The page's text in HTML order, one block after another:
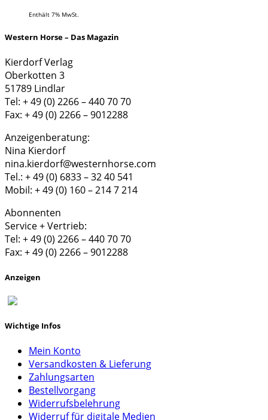
Enthält 7% MwSt.
Western Horse – Das Magazin
Kierdorf Verlag
Oberkotten 3
51789 Lindlar
Tel: + 49 (0) 2266 – 440 70 70
Fax: + 49 (0) 2266 – 9012288
Anzeigenberatung:
Nina Kierdorf
nina.kierdorf@westernhorse.com
Tel.: + 49 (0) 6833 – 32 40 541
Mobil: + 49 (0) 160 – 214 7 214
Abonnenten
Service + Vertrieb:
Tel: + 49 (0) 2266 – 440 70 70
Fax: + 49 (0) 2266 – 9012288
Anzeigen
Wichtige Infos
Mein Konto
Versandkosten & Lieferung
Zahlungsarten
Bestellvorgang
Widerrufsbelehrung
Widerruf für digitale Medien